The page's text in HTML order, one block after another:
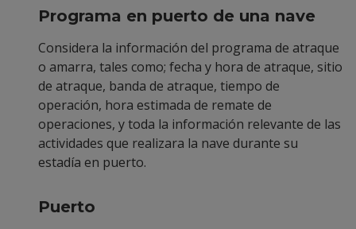
Programa en puerto de una nave
Considera la información del programa de atraque
o amarra, tales como; fecha y hora de atraque, sitio
de atraque, banda de atraque, tiempo de
operación, hora estimada de remate de
operaciones, y toda la información relevante de las
actividades que realizara la nave durante su
estadía en puerto.
Puerto